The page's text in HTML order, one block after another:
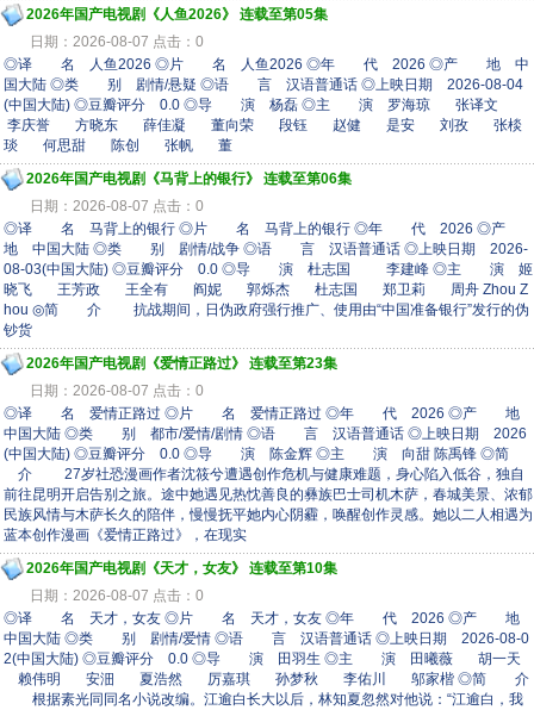
2026年国产电视剧《人鱼2026》 连载至第05集
日期：2026-08-07 点击：0
◎译 名 人鱼2026 ◎片 名 人鱼2026 ◎年 代 2026 ◎产 地 中
国大陆 ◎类 别 剧情/悬疑 ◎语 言 汉语普通话 ◎上映日期 2026-08-04
(中国大陆) ◎豆瓣评分 0.0 ◎导 演 杨磊 ◎主 演 罗海琼 张译文
李庆誉 方晓东 薛佳凝 董向荣 段钰 赵健 是安 刘孜 张棪
琰 何思甜 陈创 张帆 董
2026年国产电视剧《马背上的银行》 连载至第06集
日期：2026-08-07 点击：0
◎译 名 马背上的银行 ◎片 名 马背上的银行 ◎年 代 2026 ◎产
地 中国大陆 ◎类 别 剧情/战争 ◎语 言 汉语普通话 ◎上映日期 2026-
08-03(中国大陆) ◎豆瓣评分 0.0 ◎导 演 杜志国 李建峰 ◎主 演 姬
晓飞 王芳政 王全有 阎妮 郭烁杰 杜志国 郑卫莉 周舟 Zhou Z
hou ◎简 介 抗战期间，日伪政府强行推广、使用由“中国准备银行”发行的伪
钞货
2026年国产电视剧《爱情正路过》 连载至第23集
日期：2026-08-07 点击：0
◎译 名 爱情正路过 ◎片 名 爱情正路过 ◎年 代 2026 ◎产 地
中国大陆 ◎类 别 都市/爱情/剧情 ◎语 言 汉语普通话 ◎上映日期 2026
(中国大陆) ◎豆瓣评分 0.0 ◎导 演 陈金辉 ◎主 演 向甜 陈禹锋 ◎简
介 27岁社恐漫画作者沈筱兮遭遇创作危机与健康难题，身心陷入低谷，独自
前往昆明开启告别之旅。途中她遇见热忱善良的彝族巴士司机木萨，春城美景、浓郁
民族风情与木萨长久的陪伴，慢慢抚平她内心阴霾，唤醒创作灵感。她以二人相遇为
蓝本创作漫画《爱情正路过》，在现实
2026年国产电视剧《天才，女友》 连载至第10集
日期：2026-08-07 点击：0
◎译 名 天才，女友 ◎片 名 天才，女友 ◎年 代 2026 ◎产 地
中国大陆 ◎类 别 剧情/爱情 ◎语 言 汉语普通话 ◎上映日期 2026-08-0
2(中国大陆) ◎豆瓣评分 0.0 ◎导 演 田羽生 ◎主 演 田曦薇 胡一天
赖伟明 安沺 夏浩然 厉嘉琪 孙梦秋 李佑川 邬家楷 ◎简 介
根据素光同同名小说改编。江逾白长大以后，林知夏忽然对他说：“江逾白，我